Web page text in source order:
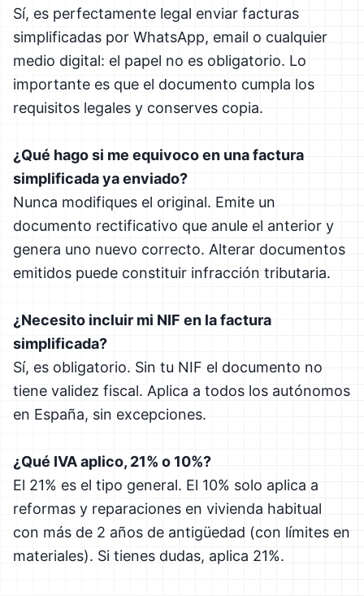
Sí, es perfectamente legal enviar facturas
simplificadas por WhatsApp, email o cualquier
medio digital: el papel no es obligatorio. Lo
importante es que el documento cumpla los
requisitos legales y conserves copia.
¿Qué hago si me equivoco en una factura
simplificada ya enviado?
Nunca modifiques el original. Emite un
documento rectificativo que anule el anterior y
genera uno nuevo correcto. Alterar documentos
emitidos puede constituir infracción tributaria.
¿Necesito incluir mi NIF en la factura
simplificada?
Sí, es obligatorio. Sin tu NIF el documento no
tiene validez fiscal. Aplica a todos los autónomos
en España, sin excepciones.
¿Qué IVA aplico, 21% o 10%?
El 21% es el tipo general. El 10% solo aplica a
reformas y reparaciones en vivienda habitual
con más de 2 años de antigüedad (con límites en
materiales). Si tienes dudas, aplica 21%.